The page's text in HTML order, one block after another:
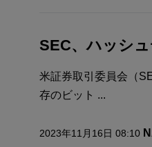
SEC、ハッシ
米証券取引委員会（
存のビット ...
2023年11月16日 08:10